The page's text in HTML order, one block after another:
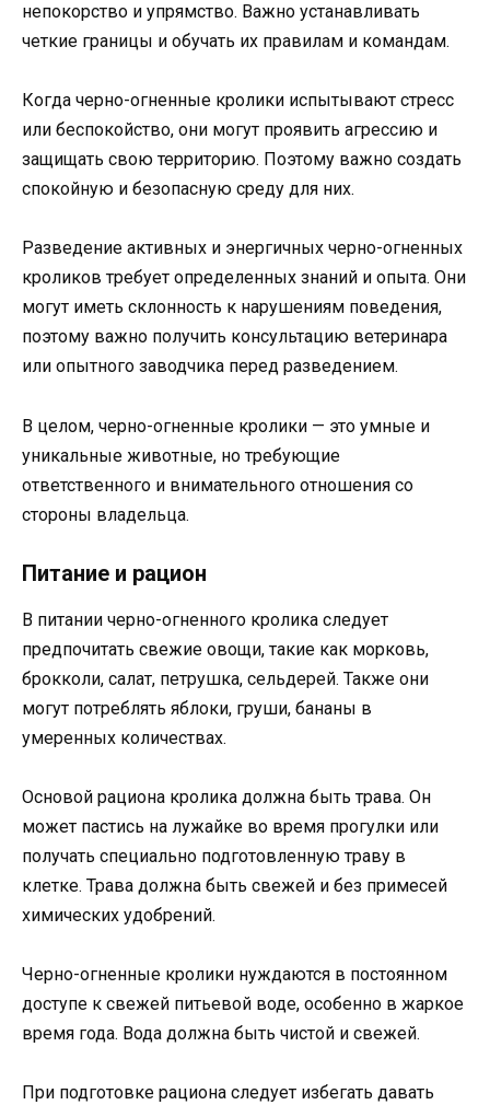
непокорство и упрямство. Важно устанавливать
четкие границы и обучать их правилам и командам.
Когда черно-огненные кролики испытывают стресс
или беспокойство, они могут проявить агрессию и
защищать свою территорию. Поэтому важно создать
спокойную и безопасную среду для них.
Разведение активных и энергичных черно-огненных
кроликов требует определенных знаний и опыта. Они
могут иметь склонность к нарушениям поведения,
поэтому важно получить консультацию ветеринара
или опытного заводчика перед разведением.
В целом, черно-огненные кролики — это умные и
уникальные животные, но требующие
ответственного и внимательного отношения со
стороны владельца.
Питание и рацион
В питании черно-огненного кролика следует
предпочитать свежие овощи, такие как морковь,
брокколи, салат, петрушка, сельдерей. Также они
могут потреблять яблоки, груши, бананы в
умеренных количествах.
Основой рациона кролика должна быть трава. Он
может пастись на лужайке во время прогулки или
получать специально подготовленную траву в
клетке. Трава должна быть свежей и без примесей
химических удобрений.
Черно-огненные кролики нуждаются в постоянном
доступе к свежей питьевой воде, особенно в жаркое
время года. Вода должна быть чистой и свежей.
При подготовке рациона следует избегать давать